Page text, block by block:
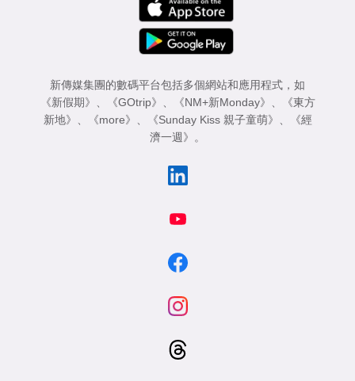
新傳媒集團的數碼平台包括多個網站和應用程式，如
《新假期》
《GOtrip》 《NM+新Monday》
《東方
新地》
《more》 《Sunday Kiss 親子童萌》
《經
濟一週》
。